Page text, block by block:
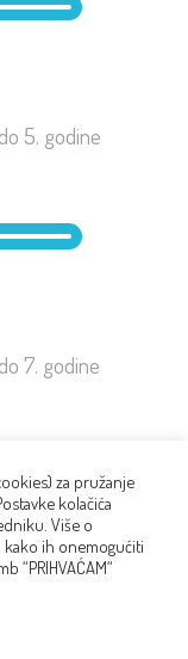
5. godine
7. godine
za pružanje
kolačića
Više o
ih onemogućiti
“PRIHVAĆAM“